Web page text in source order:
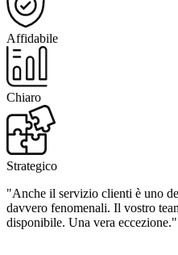
Affidabile
Chiaro
Strategico
"Anche il servizio clienti è uno
davvero fenomenali. Il vostro
disponibile. Una vera eccezione."